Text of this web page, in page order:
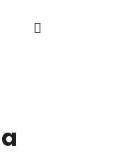
ZálibyNákupní